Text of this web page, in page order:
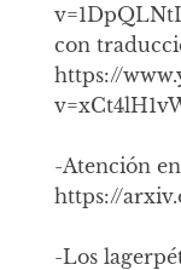
con
https://
-Atención
https://
-Los